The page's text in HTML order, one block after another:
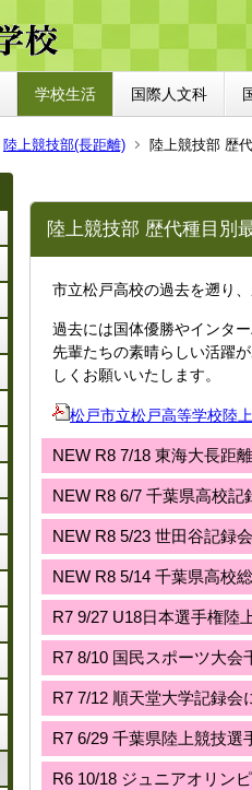
学校生活 国際人文科
陸上競技部(長距離) 陸上競技部 歴
陸上競技部 歴代種目別
市立松戸高校の過去を遡り
過去には国体優勝やインタ
先輩たちの素晴らしい活躍
しくお願いいたします。
松戸市立松戸高等学校陸
NEW R8 7/18 東海大長距
NEW R8 6/7 千葉県高校記
NEW R8 5/23 世田谷記録
NEW R8 5/14 千葉県高校
R7 9/27 U18日本選手権陸
R7 8/10 国民スポーツ大会
R7 7/12 順天堂大学記録会
R7 6/29 千葉県陸上競技選
R6 10/18 ジュニアオリン